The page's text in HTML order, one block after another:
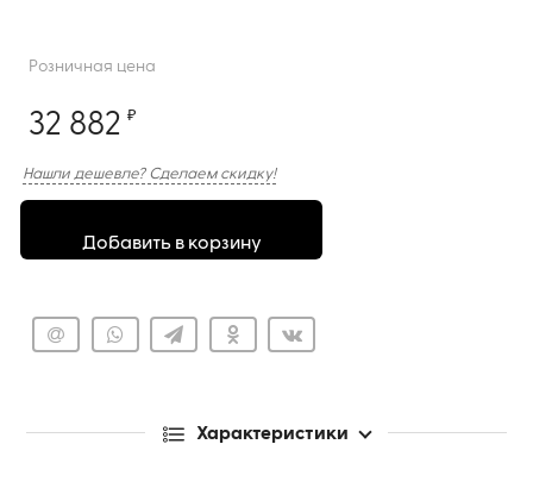
Розничная цена
32 882 ₽
Нашли дешевле? Сделаем скидку!
Добавить в корзину
Характеристики